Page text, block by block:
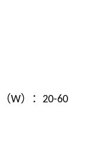
W）： 20-60